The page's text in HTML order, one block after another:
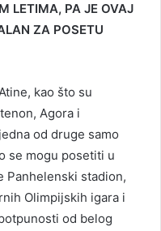
LETIMA, PA JE OVAJ
ZA POSETU
kao što su
Agora i
od druge samo
se mogu posetiti u
Panhelenski stadion,
Olimpijskih igara i
od belog